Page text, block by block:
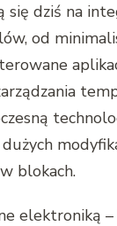
się dziś na
od
blokach.
elektroniką